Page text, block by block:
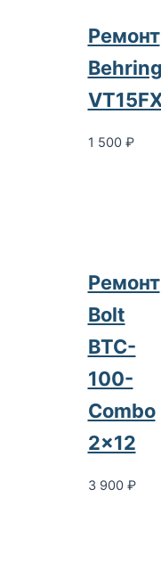
Ремонт
1 500 ₽
Ремонт
Bolt
BTC-
100-
Combo
2×12
3 900 ₽